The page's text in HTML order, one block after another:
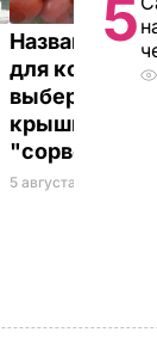
Названа
для
выберите ее –
крышки на
"сорвет"
5 августа, 19.34
5